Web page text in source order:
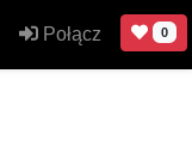
Połącz 0